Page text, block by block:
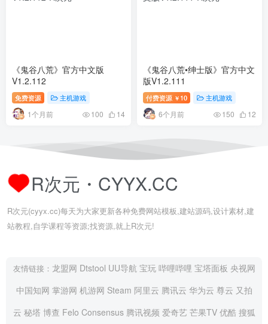
《鬼谷八荒》官方中文版
V1.2.112
免费资源 主机游戏
1个月前 100 14
《鬼谷八荒•绅士版》官方中文
版V1.2.111
付费资源 ￥ 10 主机游戏
6个月前 150 12
R次元・CYYX.CC
R次元(cyyx.cc)每天为大家更新各种免费网站模板,建站源码,设计素材,建
站教程,自学课程等资源;找资源,就上R次元!
友情链接： 龙盟网 Dtstool UU导航 宝玩 哔哩哔哩 宝塔面板 央视网
中国知网 掌游网 机游网 Steam 阿里云 腾讯云 华为云 尊云 又拍
云 秘塔 博查 Felo Consensus 腾讯视频 爱奇艺 芒果TV 优酷 搜狐